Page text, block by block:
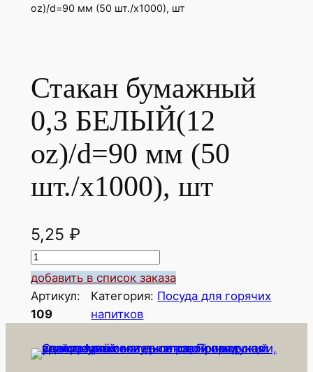
oz)/d=90 мм (50 шт./х1000), шт
Стакан бумажный
0,3 БЕЛЫЙ(12
oz)/d=90 мм (50
шт./х1000), шт
5,25 ₽
К
о
л
и
е
добавить в список заказа
Артикул:
109
Категория: Посуда для горячих
напитков